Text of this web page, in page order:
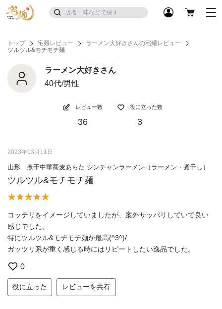
トップ 宅麺レビュー
ラーメン大好きさんの宅麺レビュー
ツルツル&モチモチ麺
ラーメン大好きさん
40代/男性
レビュー数
36
役に立った数
3
2023年03月11日
山形 煮干中華蕎麦あらた シンチャンラーメン（ラーメン・煮干し）
ツルツル&モチモチ麺
コッテリをイメージしていましたが、案外サッパリしていて良い
感じでした。
特にツルツル&モチモチ麺が最高(^3^)/
ガッツリ系が重く感じる時にはリピートしたい逸品でした。
0
役に立った レビューを共有